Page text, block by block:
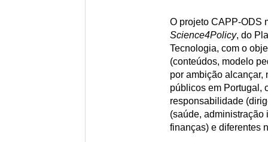
O projeto CAPP-ODS
Science4Policy, do
Tecnologia, com o
(conteúdos, modelo
por ambição alcançar,
públicos em Portugal,
responsabilidade
(saúde, administração
finanças) e diferentes